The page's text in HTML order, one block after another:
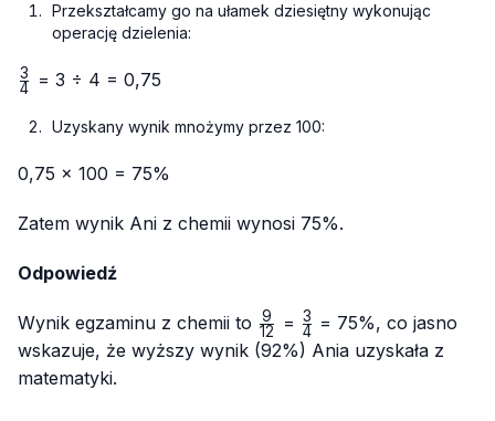
Przekształcamy go na ułamek dziesiętny wykonując
operację dzielenia:
\frac{3}
4
3 = 3 ÷ 4 = 0,75
Uzyskany wynik mnożymy przez 100:
0,75 × 100 = 75%
Zatem wynik Ani z chemii wynosi 75%.
Odpowiedź
Wynik egzaminu z chemii to \frac{9}
{12}
12
9 = \frac{3}
{4}
4
3
= 75%, co jasno
wskazuje, że wyższy wynik (92%) Ania uzyskała z
matematyki.